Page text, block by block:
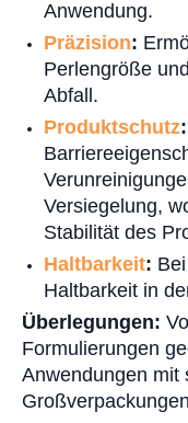
Anwendung.
Präzision:
Perlengröße
Abfall.
Produktschutz:
Versiegelung,
Stabilität des
Haltbarkeit:
Haltbarkeit in
Überlegungen:
Formulierungen
Anwendungen mit